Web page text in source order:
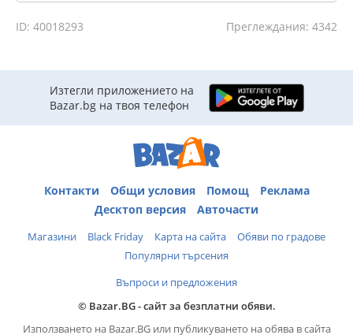
ID: 40018293 Преглеждания: 4342
Изтегли приложението на
Bazar.bg на твоя телефон
Контакти Общи условия Помощ
Реклама
Десктоп версия
Авточасти
Магазини Black Friday Карта на сайта
Обяви по градове
Популярни търсения
Въпроси и предложения
© Bazar.BG - сайт за безплатни обяви.
Използването на Bazar.BG или публикуването на обява в сайта